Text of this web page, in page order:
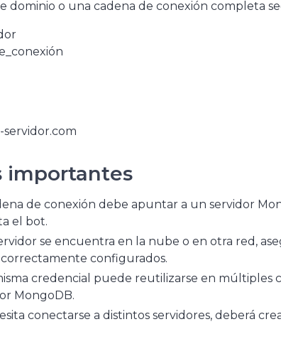
dominio o una cadena de conexión completa
servidor.com
importantes
de conexión debe apuntar a un servidor
el bot.
se encuentra en la nube o en otra red,
configurados.
credencial puede reutilizarse en múltiples
MongoDB.
conectarse a distintos servidores, deberá